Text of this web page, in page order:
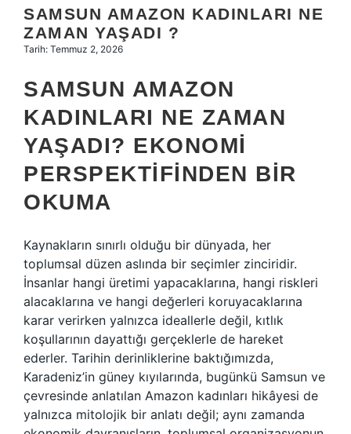
Hakkımızda
SAMSUN AMAZON KADINLARI NE
ZAMAN YAŞADI ?
Tarih: Temmuz 2, 2026
SAMSUN AMAZON
KADINLARI NE ZAMAN
YAŞADI? EKONOMI
PERSPEKTIFINDEN BIR
OKUMA
Kaynakların sınırlı olduğu bir dünyada, her
toplumsal düzen aslında bir seçimler zinciridir.
İnsanlar hangi üretimi yapacaklarına, hangi riskleri
alacaklarına ve hangi değerleri koruyacaklarına
karar verirken yalnızca ideallerle değil, kıtlık
koşullarının dayattığı gerçeklerle de hareket
ederler. Tarihin derinliklerine baktığımızda,
Karadeniz’in güney kıyılarında, bugünkü Samsun ve
çevresinde anlatılan Amazon kadınları hikâyesi de
yalnızca mitolojik bir anlatı değil; aynı zamanda